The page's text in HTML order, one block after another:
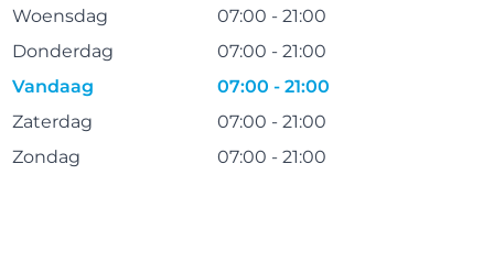
Woensdag
07:00 - 21:00
Donderdag
07:00 - 21:00
Vandaag
07:00 - 21:00
Zaterdag
07:00 - 21:00
Zondag
07:00 - 21:00